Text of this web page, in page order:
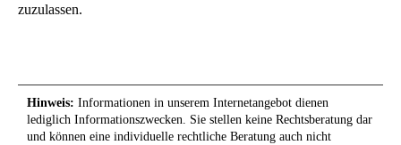
zuzulassen.
Hinweis: Informationen in unserem Internetangebot dienen
lediglich Informationszwecken. Sie stellen keine Rechtsberatung dar
und können eine individuelle rechtliche Beratung auch nicht